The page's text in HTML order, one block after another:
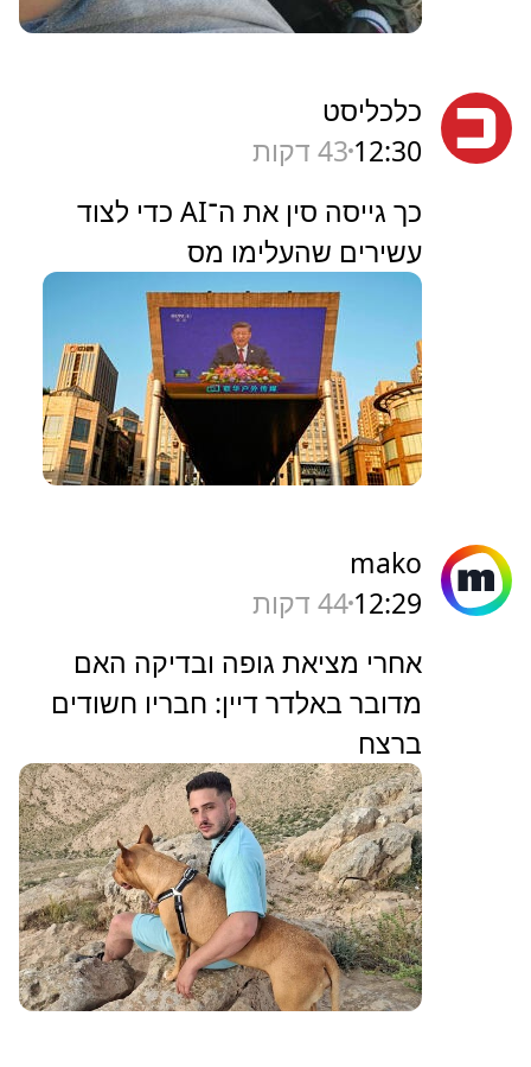
כלכליסט
12:30 43 דקות
כך גייסה סין את ה־AI כדי לצוד
עשירים שהעלימו מס
mako
12:2944 דקות
אחרי מציאת גופה ובדיקה האם
מדובר באלדר דיין: חבריו חשודים
ברצח